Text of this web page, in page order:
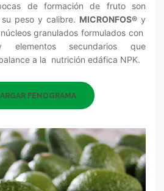
de formación de fruto son
peso y calibre. MICRONFOS® y
granulados formulados con
secundarios que
a la nutrición edáfica NPK.
FENOGRAMA